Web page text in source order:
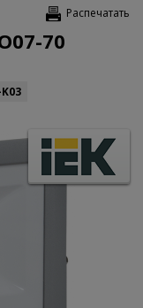
Распечатать
70